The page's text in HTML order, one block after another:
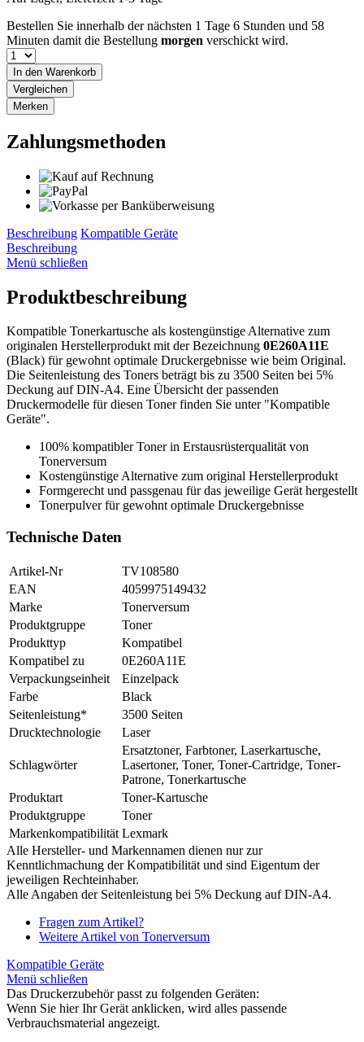
Bestellen Sie innerhalb der nächsten 1 Tage 6 Stunden und 58
Minuten damit die Bestellung morgen verschickt wird.
In den Warenkorb
Vergleichen
Merken
Zahlungsmethoden
Beschreibung Kompatible Geräte
Beschreibung
Menü schließen
Produktbeschreibung
Kompatible Tonerkartusche als kostengünstige Alternative zum
originalen Herstellerprodukt mit der Bezeichnung 0E260A11E
(Black) für gewohnt optimale Druckergebnisse wie beim Original.
Die Seitenleistung des Toners beträgt bis zu 3500 Seiten bei 5%
Deckung auf DIN-A4. Eine Übersicht der passenden
Druckermodelle für diesen Toner finden Sie unter "Kompatible
Geräte".
100% kompatibler Toner in Erstausrüsterqualität von
Tonerversum
Kostengünstige Alternative zum original Herstellerprodukt
Formgerecht und passgenau für das jeweilige Gerät hergestellt
Tonerpulver für gewohnt optimale Druckergebnisse
Technische Daten
Artikel-Nr
TV108580
EAN
4059975149432
Marke
Tonerversum
Produktgruppe
Toner
Produkttyp
Kompatibel
Kompatibel zu
0E260A11E
Verpackungseinheit
Einzelpack
Farbe
Black
Seitenleistung*
3500 Seiten
Drucktechnologie
Laser
Schlagwörter
Ersatztoner, Farbtoner, Laserkartusche,
Lasertoner, Toner, Toner-Cartridge, Toner-
Patrone, Tonerkartusche
Produktart
Toner-Kartusche
Produktgruppe
Toner
Markenkompatibilität Lexmark
Alle Hersteller- und Markennamen dienen nur zur
Kenntlichmachung der Kompatibilität und sind Eigentum der
jeweiligen Rechteinhaber.
Alle Angaben der Seitenleistung bei 5% Deckung auf DIN-A4.
Fragen zum Artikel?
Weitere Artikel von Tonerversum
Kompatible Geräte
Menü schließen
Das Druckerzubehör passt zu folgenden Geräten:
Wenn Sie hier Ihr Gerät anklicken, wird alles passende
Verbrauchsmaterial angezeigt.